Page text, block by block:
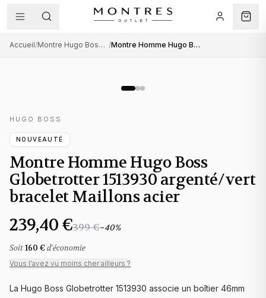
Accueil/ Montre Hugo Boss homme / Montre Homme Hugo Boss Globetrotter 1513930 argenté/vert bracelet Maillons acier
HUGO BOSS
NOUVEAUTÉ
Montre Homme Hugo Boss
Globetrotter 1513930 argenté/vert
bracelet Maillons acier
239,40 €399 €−40%
Soit160 € d'économie
Vous l'avez vu moins cher ailleurs ?
La Hugo Boss Globetrotter 1513930 associe un boîtier 46mm